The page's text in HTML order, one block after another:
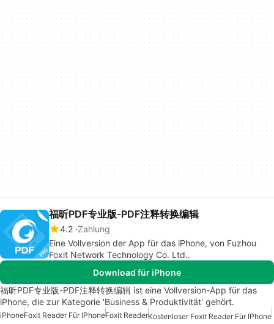
福昕PDF专业版-PDF注释转换编辑
4.2 Zahlung
Eine Vollversion der App für das iPhone, von Fuzhou
Foxit Network Technology Co. Ltd..
Download für iPhone
福昕PDF专业版-PDF注释转换编辑 ist eine Vollversion-App für das
iPhone, die zur Kategorie 'Business & Produktivität' gehört.
iPhoneFoxit Reader Für IPhoneFoxit ReaderKostenloser Foxit Reader Für IPhone